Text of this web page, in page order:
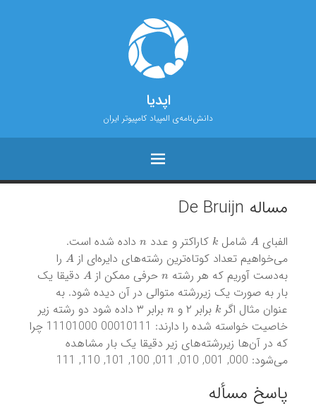
اپدیا
دانش‌نامه‌ی المپیاد کامپیوتر ایران
مساله De Bruijn
الفبای A شامل k کاراکتر و عدد
داده شده است.
می‌خواهیم تعداد کوتاه‌ترین رشته‌های دایره‌ای از A را
به‌دست آوریم که هر رشته nحرفی ممکن از A دقیقا یک
بار به صورت یک زیررشته متوالی در آن دیده شود. به
عنوان مثال اگر k برابر ۲ و n
برابر ۳ داده شود دو رشته زیر
خاصیت خواسته شده را دارند: 00010111 11101000 چرا
که در آن‌ها زیررشته‌های زیر دقیقا یک بار مشاهده
می‌شود: 000, 001, 010, 011, 100, 101, 110, 111
پاسخ مسأله